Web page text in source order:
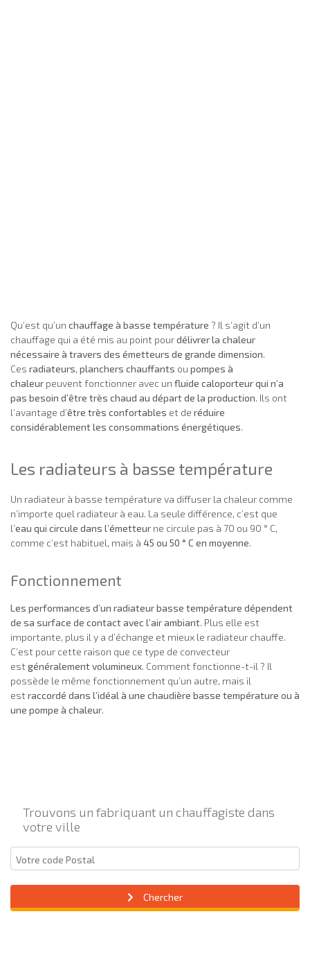
Qu’est qu’un chauffage à basse température ? Il s’agit d’un
chauffage qui a été mis au point pourdélivrer la chaleur
nécessaire à travers des émetteurs de grande dimension.
Ces radiateurs, planchers chauffants ou pompes à
chaleur peuvent fonctionner avec un fluide caloporteur qui n’a
pas besoin d’être très chaud au départ de la production. Ils ont
l’avantage d’être très confortables et de réduire
considérablement les consommations énergétiques.
Les radiateurs à basse température
Un radiateur à basse température va diffuser la chaleur comme
n’importe quel radiateur à eau. La seule différence, c’est que
l’eau qui circule dans l’émetteur ne circule pas à 70 ou 90 ° C,
comme c’est habituel, mais à 45 ou 50 ° C en moyenne.
Fonctionnement
Les performances d’un radiateur basse température dépendent
de sa surface de contact avec l’air ambiant. Plus elle est
importante, plus il y a d’échange et mieux le radiateur chauffe.
C’est pour cette raison que ce type de convecteur
estgénéralement volumineux. Comment fonctionne-t-il ? Il
possède le même fonctionnement qu’un autre, mais il
estraccordé dans l’idéal à une chaudière basse température ou à
une pompe à chaleur.
Trouvons un fabriquant un chauffagiste dans
votre ville
Chercher